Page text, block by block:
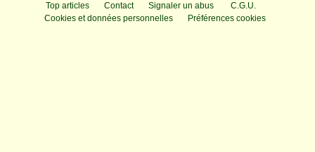
Top articles
Contact Signaler un abus
C.G.U.
Cookies et données personnelles
Préférences cookies